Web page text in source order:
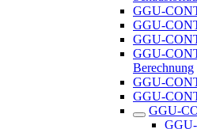
GGU-
GGU-
GGU-
GGU-
Berechnung
GGU-
GGU-
GGU-